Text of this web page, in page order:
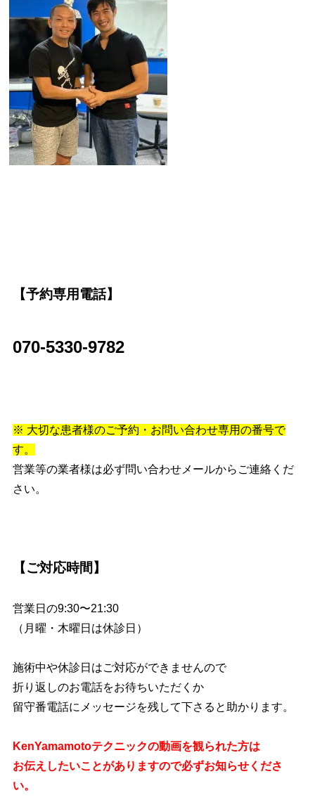
【予約専用電話】
070-5330-9782
※ 大切な患者様のご予約・お問い合わせ専用の番号で
す。
営業等の業者様は必ず問い合わせメールからご連絡くだ
さい。
【ご対応時間】
営業日の9:30〜21:30
（月曜・木曜日は休診日）
施術中や休診日はご対応ができませんので
折り返しのお電話をお待ちいただくか
留守番電話にメッセージを残して下さると助かります。
KenYamamotoテクニックの動画を観られた方は
お伝えしたいことがありますので必ずお知らせくださ
い。